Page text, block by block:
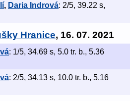
, Daria Indrová: 2/5, 39.22 s,
Hranice, 16. 07. 2021
: 1/5, 34.69 s, 5.0 tr. b., 5.36
: 2/5, 34.13 s, 10.0 tr. b., 5.16